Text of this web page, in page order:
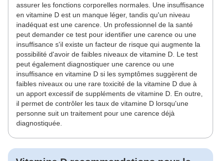
assurer les fonctions corporelles normales. Une insuffisance
en vitamine D est un manque léger, tandis qu'un niveau
inadéquat est une carence. Un professionnel de la santé
peut demander ce test pour identifier une carence ou une
insuffisance s'il existe un facteur de risque qui augmente la
possibilité d'avoir de faibles niveaux de vitamine D. Le test
peut également diagnostiquer une carence ou une
insuffisance en vitamine D si les symptômes suggèrent de
faibles niveaux ou une rare toxicité de la vitamine D due à
un apport excessif de suppléments de vitamine D. En outre,
il permet de contrôler les taux de vitamine D lorsqu'une
personne suit un traitement pour une carence déjà
diagnostiquée.